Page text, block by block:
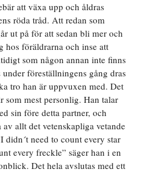
att växa upp och åldras
röda tråd. Att redan som
ut på för att sedan bli mer och
hos föräldrarna och inse att
som någon annan inte finns
föreställningens gång dras
tro han är uppvuxen med. Det
som mest personlig. Han talar
sin före detta partner, och
allt det vetenskapliga vetande
didn´t need to count every star
every freckle” säger han i en
Det hela avslutas med ett